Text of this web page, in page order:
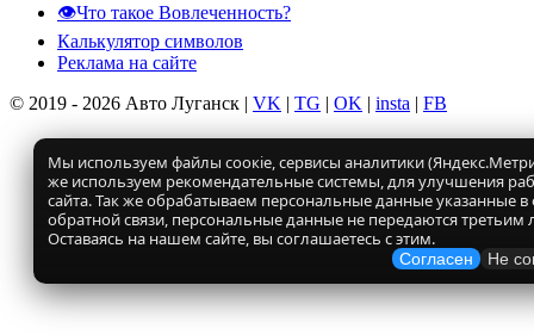
👁️Что такое Вовлеченность?
Калькулятор символов
Реклама на сайте
© 2019 - 2026 Авто Луганск | VK | TG | OK | insta | FB
Мы используем файлы соокіе, сервисы аналитики
же используем рекомендательные системы, для улучшения
сайта. Так же обрабатываем персональные данные указанные
обратной связи, персональные данные не передаются третьим
Оставаясь на нашем сайте, вы соглашаетесь с этим.
Согласен Не